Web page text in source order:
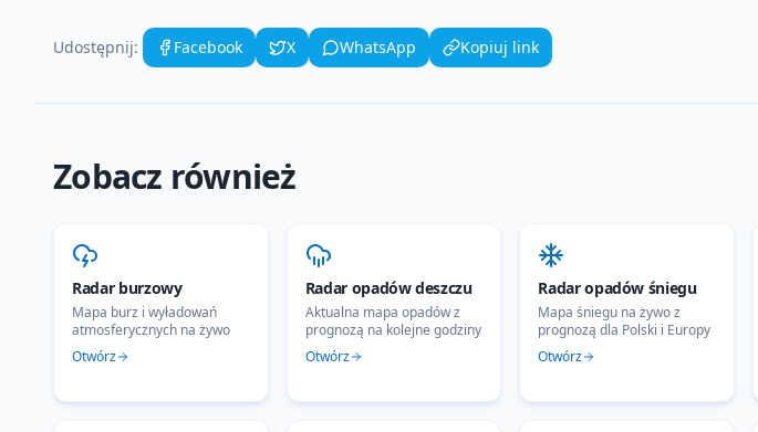
Udostępnij: Facebook X WhatsApp Kopiuj link
Zobacz również
Radar burzowy
Mapa burz i wyładowań
atmosferycznych na żywo
Otwórz
Radar opadów deszczu
Aktualna mapa opadów z
prognozą na kolejne godziny
Otwórz
Radar opadów śniegu
Mapa śniegu na żywo z
prognozą dla Polski i Europy
Otwórz